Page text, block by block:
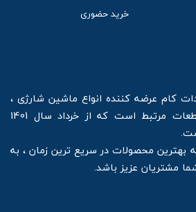
کام عرضه کننده انواع ماشین شارژی ،
موتور شارژی ، باطری و قطعات مرتبط است که از خرداد سال 1401
بهترین محصولات در سریع ترین زمان ، به
مشتریان عزیز باشد.
خرید حضوری